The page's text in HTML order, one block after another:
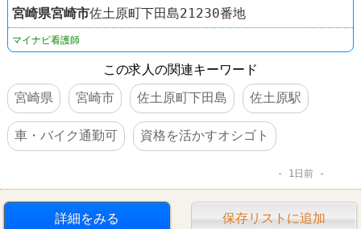
宮崎県宮崎市佐土原町下田島21230番地
マイナビ看護師
この求人の関連キーワード
宮崎県
宮崎市 佐土原町下田島 佐土原駅
車・バイク通勤可 資格を活かすオシゴト
1日前
詳細をみる 保存リストに追加